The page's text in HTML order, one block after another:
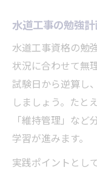
水道工事の勉強
水道工事資格の勉
状況に合わせて無
試験日から逆算し
しましょう。たと
「維持管理」な
学習が進みます。
実践ポイントとし